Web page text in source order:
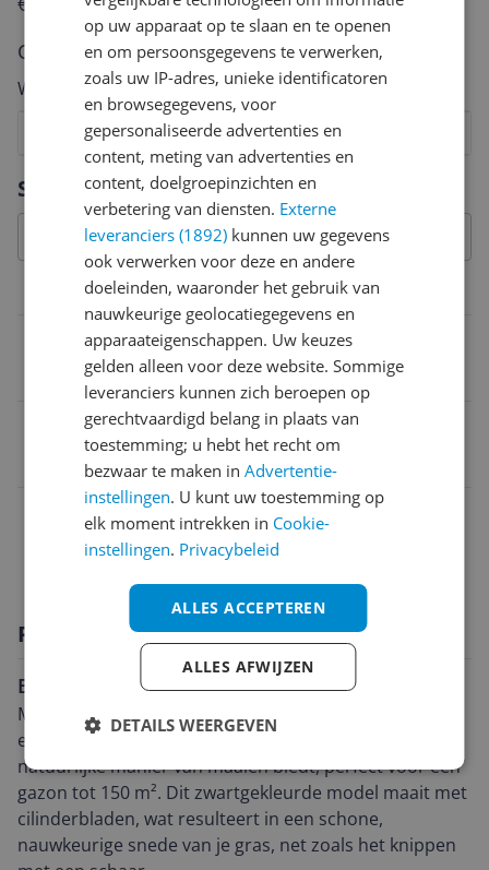
Specificaties
Capaciteit
Gazonoppervlakte
tot 200 m²
4078500023351
Functies
Technisch
Productomschrijving
Een verantwoorde keuze voor het gazon
Met de Gardena Kooimesmaaier 330 haal je een
efficiënte, handmatige grasmaaier in huis die een
natuurlijke manier van maaien biedt, perfect voor een
gazon tot 150 m². Dit zwartgekleurde model maait met
cilinderbladen, wat resulteert in een schone,
nauwkeurige snede van je gras, net zoals het knippen
Cijfer
Welk cijfer geef jij dit product?
7
6
5
4
3
2
Vraag 1 van 4
op uw apparaat op te slaan en te openen
en om persoonsgegevens te verwerken,
zoals uw IP-adres, unieke identificatoren
en browsegegevens, voor
gepersonaliseerde advertenties en
content, meting van advertenties en
content, doelgroepinzichten en
verbetering van diensten. Externe
leveranciers (1892) kunnen uw gegevens
ook verwerken voor deze en andere
doeleinden, waaronder het gebruik van
nauwkeurige geolocatiegegevens en
apparaateigenschappen. Uw keuzes
gelden alleen voor deze website. Sommige
leveranciers kunnen zich beroepen op
gerechtvaardigd belang in plaats van
toestemming; u hebt het recht om
bezwaar te maken inAdvertentie-
instellingen. U kunt uw toestemming op
elk moment intrekken in Cookie-
instellingen. Privacybeleid
ALLES ACCEPTEREN
ALLES AFWIJZEN
DETAILS WEERGEVEN